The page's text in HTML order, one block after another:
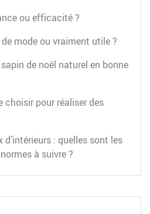
ou efficacité ?
mode ou vraiment utile ?
de noël naturel en bonne
choisir pour réaliser des
: quelles sont les
à suivre ?